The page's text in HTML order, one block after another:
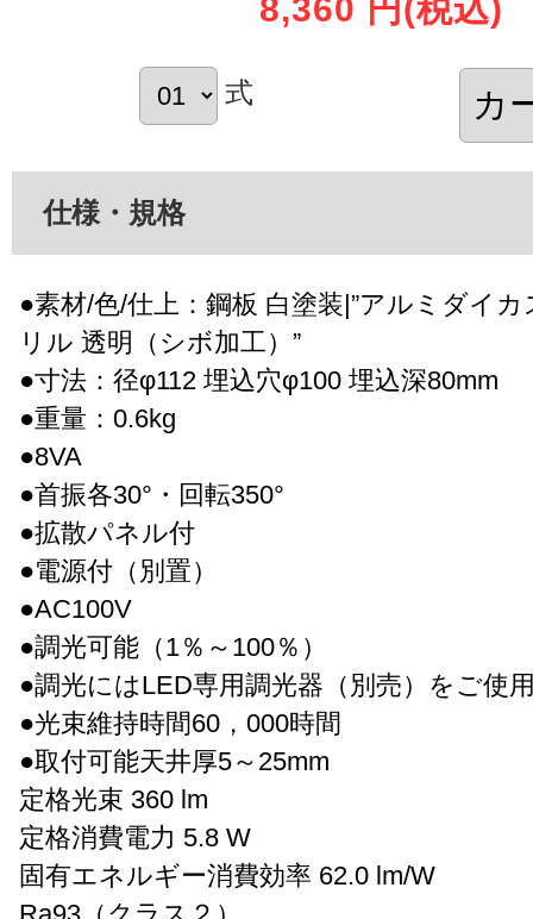
8,360 円 (税込)
式
仕様・規格
●素材/色/仕上：鋼板 白塗装|”アルミダイカ
リル 透明（シボ加工）”
●寸法：径φ112 埋込穴φ100 埋込深80mm
●重量：0.6kg
●8VA
●首振各30°・回転350°
●拡散パネル付
●電源付（別置）
●AC100V
●調光可能（1％～100％）
●調光にはLED専用調光器（別売）をご使
●光束維持時間60，000時間
●取付可能天井厚5～25mm
定格光束 360 lm
定格消費電力 5.8 W
固有エネルギー消費効率 62.0 lm/W